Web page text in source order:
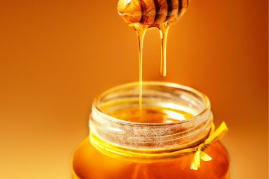
الدراسات إلى أن تلك المواد تساهم في علاج اضطراب القلق.
تناول الخس بانتظام يساعد على خفض مستوى الكوليسترول
المرتفع، الذي يمثل عامل أساسي في الإصابة بأمراض القلب
المصدر: سكاي نيوز